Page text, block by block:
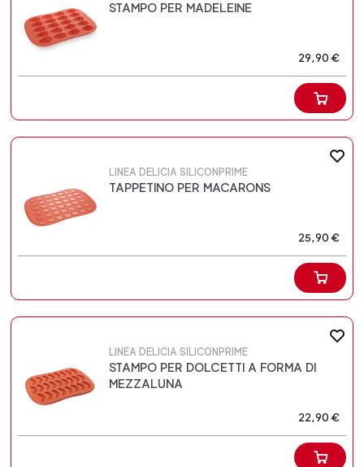
STAMPO PER MADELEINE
29,90 €
LINEA DELICIA SILICONPRIME
TAPPETINO PER MACARONS
25,90 €
LINEA DELICIA SILICONPRIME
STAMPO PER DOLCETTI A FORMA DI
MEZZALUNA
22,90 €